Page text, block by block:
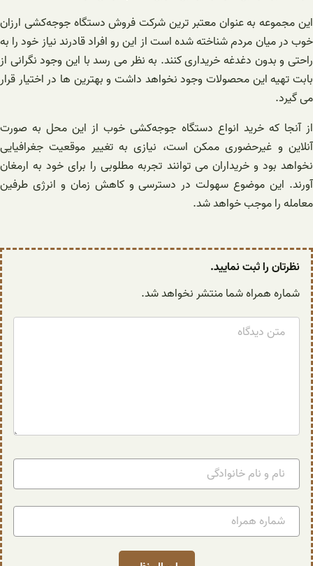
این مجموعه به عنوان معتبر ترین شرکت فروش دستگاه ‌جوجه‌کشی ‌ارزان
خوب در میان مردم شناخته شده است از این رو افراد قادرند نیاز خود را به
راحتی و بدون دغدغه خریداری کنند. به نظر می رسد با این وجود نگرانی از
بابت تهیه این محصولات وجود نخواهد داشت و بهترین ها در اختیار قرار
می گیرد.
از آنجا که خرید انواع دستگاه ‌جوجه‌کشی خوب از این محل به صورت
آنلاین و غیرحضوری ممکن است، نیازی به تغییر موقعیت جغرافیایی
نخواهد بود و خریداران می توانند تجربه مطلوبی را برای خود به ارمغان
آورند. این موضوع سهولت در دسترسی و کاهش زمان و انرژی طرفین
معامله را موجب خواهد شد.
نظرتان را ثبت نمایید.
شماره همراه شما منتشر نخواهد شد.